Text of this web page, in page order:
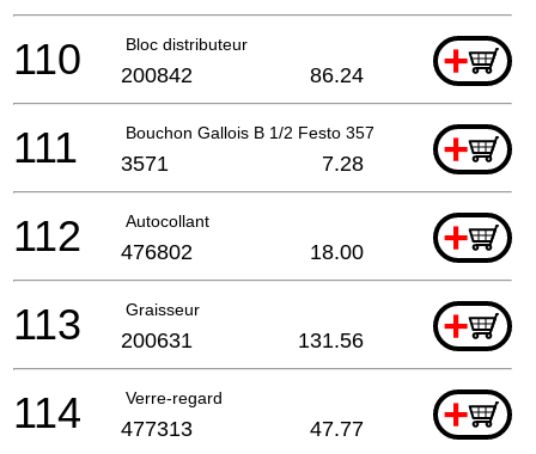
Bloc distributeur +
110 200842 86.24
Bouchon Gallois B 1/2 Festo 3571 +
111 3571 7.28
Autocollant +
112 476802 18.00
Graisseur +
113 200631 131.56
Verre-regard +
114 477313 47.77